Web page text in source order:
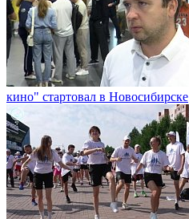
кино" стартовал в Новосибирске